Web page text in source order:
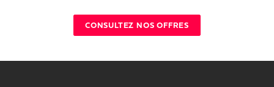
CONSULTEZ NOS OFFRES